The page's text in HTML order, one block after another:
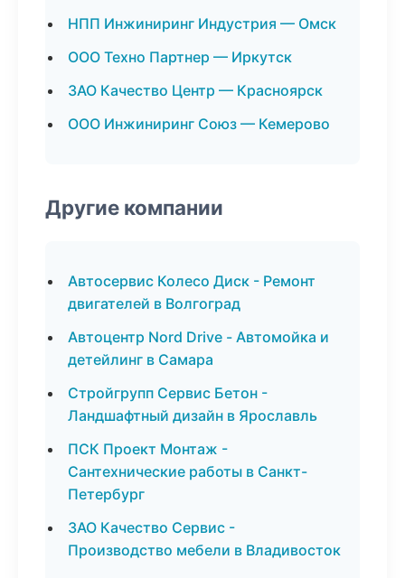
НПП Инжиниринг Индустрия — Омск
ООО Техно Партнер — Иркутск
ЗАО Качество Центр — Красноярск
ООО Инжиниринг Союз — Кемерово
Другие компании
Автосервис Колесо Диск - Ремонт
двигателей в Волгоград
Автоцентр Nord Drive - Автомойка и
детейлинг в Самара
Стройгрупп Сервис Бетон -
Ландшафтный дизайн в Ярославль
ПСК Проект Монтаж -
Сантехнические работы в Санкт-
Петербург
ЗАО Качество Сервис -
Производство мебели в Владивосток